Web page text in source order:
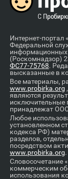
Интернет-портал
Федеральной
информационных
(Роскомнадзор)
ФС77-75768.
высказанные в
Все материалы,
www.probirka.org
являются
исключительные
принадлежат
Любое
установленном
кодекса РФ)
разделов,
посредством
www.probirka.org.
Словосочетание
коммерческим
использования